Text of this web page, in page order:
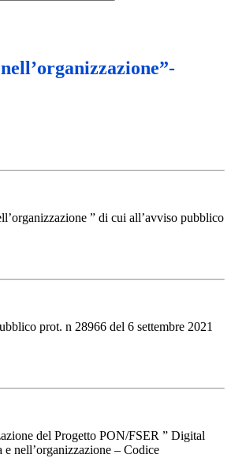
” di cui all’avviso pubblico
prot. n 28966 del 6 settembre 2021
del Progetto PON/FSER ” Digital
nell’organizzazione – Codice